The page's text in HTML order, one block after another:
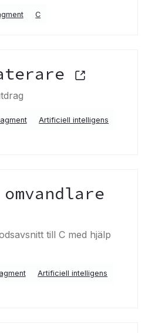
C
Artificiell intelligens
till C med hjälp
Artificiell intelligens